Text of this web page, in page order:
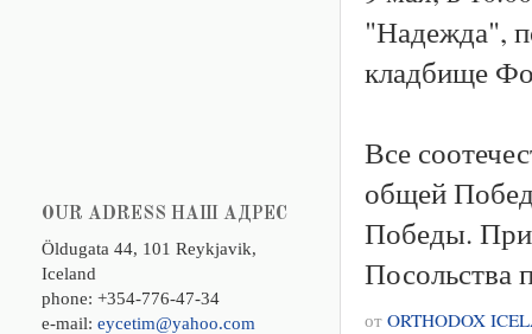
"Надежда",
кладбище
Все
общей
Победы.
Посольства
от ORTHODOX
OUR ADRESS НАШ АДРЕС
Öldugata 44, 101 Reykjavik,
Iceland
phone: +354-776-47-34
e-mail: eycetim@yahoo.com